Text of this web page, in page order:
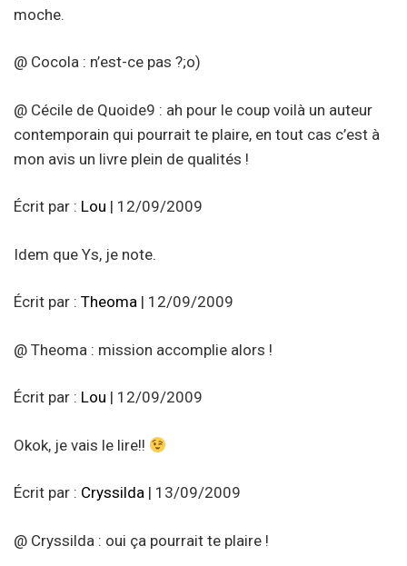
moche.
@ Cocola : n’est-ce pas ?;o)
@ Cécile de Quoide9 : ah pour le coup voilà un auteur
contemporain qui pourrait te plaire, en tout cas c’est à
mon avis un livre plein de qualités !
Écrit par : Lou | 12/09/2009
Idem que Ys, je note.
Écrit par : Theoma | 12/09/2009
@ Theoma : mission accomplie alors !
Écrit par : Lou | 12/09/2009
Okok, je vais le lire!!
Écrit par : Cryssilda | 13/09/2009
@ Cryssilda : oui ça pourrait te plaire !